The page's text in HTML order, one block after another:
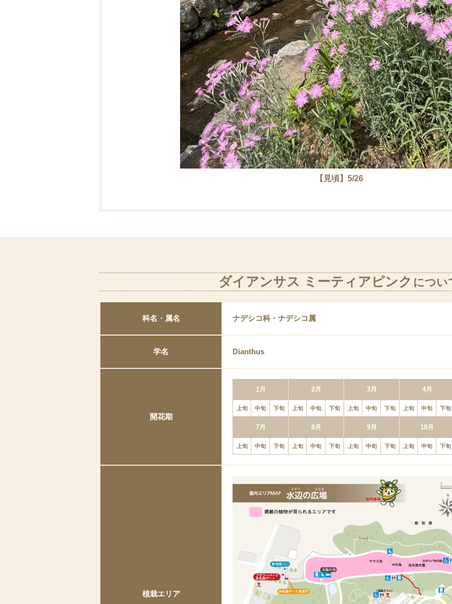
【見頃】5/26
ダイアンサス ミーティアピンク につい
科名・属名 ナデシコ科・ナデシコ属
学名 Dianthus
開花期
1月 2月 3月 4月
上旬 中旬 下旬 上旬 中旬 下旬 上旬 中旬 下旬 上旬 中旬 下旬
7月 8月 9月 10月
上旬 中旬 下旬 上旬 中旬 下旬 上旬 中旬 下旬 上旬 中旬 下旬
植栽エリア